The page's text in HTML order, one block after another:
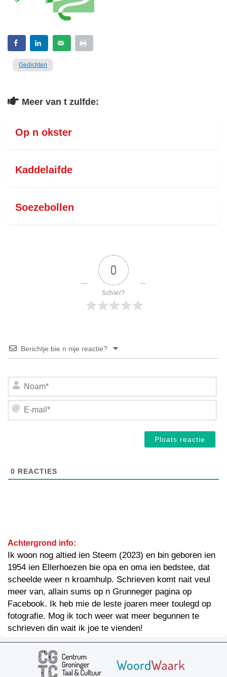
Gedichten
Meer van t zulfde:
Op n okster
Kaddelaifde
Soezebollen
0
Schier?
Berichtje bie n nije reactie?
E-
0 REACTIES
Achtergrond info:
Ik woon nog altied ien Steem (2023) en bin geboren ien
1954 ien Ellerhoezen bie opa en oma ien bedstee, dat
scheelde weer n kroamhulp. Schrieven komt nait veul
meer van, allain sums op n Grunneger pagina op
Facebook. Ik heb mie de leste joaren meer toulegd op
fotografie. Mog ik toch weer wat meer begunnen te
schrieven din wait ik joe te vienden!